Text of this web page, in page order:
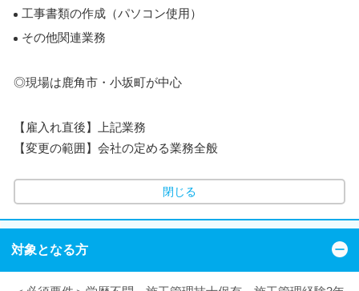
工事書類の作成（パソコン使用）
その他関連業務
◎現場は鹿角市・小坂町が中心
【雇入れ直後】上記業務
【変更の範囲】会社の定める業務全般
閉じる
対象となる方